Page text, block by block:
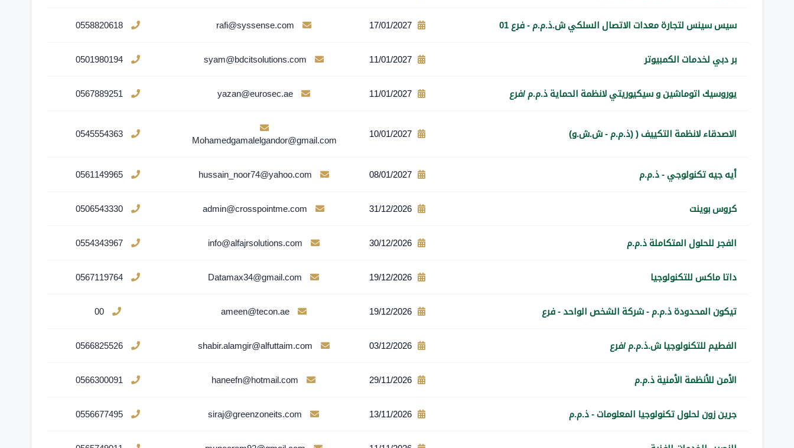
سيس سينس لتجارة معدات الاتصال السلكي ش.ذ.م.م - فرع 01 17/01/2027
rafi@syssense.com
0558820618
بر دبي لخدمات الكمبيوتر 11/01/2027
syam@bdcitsolutions.com
0501980194
يوروسيك اتوماشين و سيكيوريتي لانظمة الحماية ذ.م.م /فرع 11/01/2027
yazan@eurosec.ae
0567889251
الاصدقاء لانظمة التكييف ( (ذ.م.م - ش.ش.و) 10/01/2027
Mohamedgamalelgandor@gmail.com
0545554363
أيه جيه تكنولوجي - ذ.م.م 08/01/2027
hussain_noor74@yahoo.com
0561149965
كروس بوينت 31/12/2026
admin@crosspointme.com
0506543330
الفجر للحلول المتكاملة ذ.م.م 30/12/2026
info@alfajrsolutions.com
0554343967
داتا ماكس للتكنولوجيا 19/12/2026
Datamax34@gmail.com
0567119764
تيكون المحدودة ذ.م.م - شركة الشخص الواحد - فرع 19/12/2026
ameen@tecon.ae
00
الفطيم للتكنولوجيا ش.ذ.م.م /فرع 03/12/2026
shabir.alamgir@alfuttaim.com
0566825526
الأمن للأنظمة الأمنية ذ.م.م 29/11/2026
haneefn@hotmail.com
0566300091
جرين زون لحلول تكنولوجيا المعلومات - ذ.م.م 13/11/2026
siraj@greenzoneits.com
0556677495